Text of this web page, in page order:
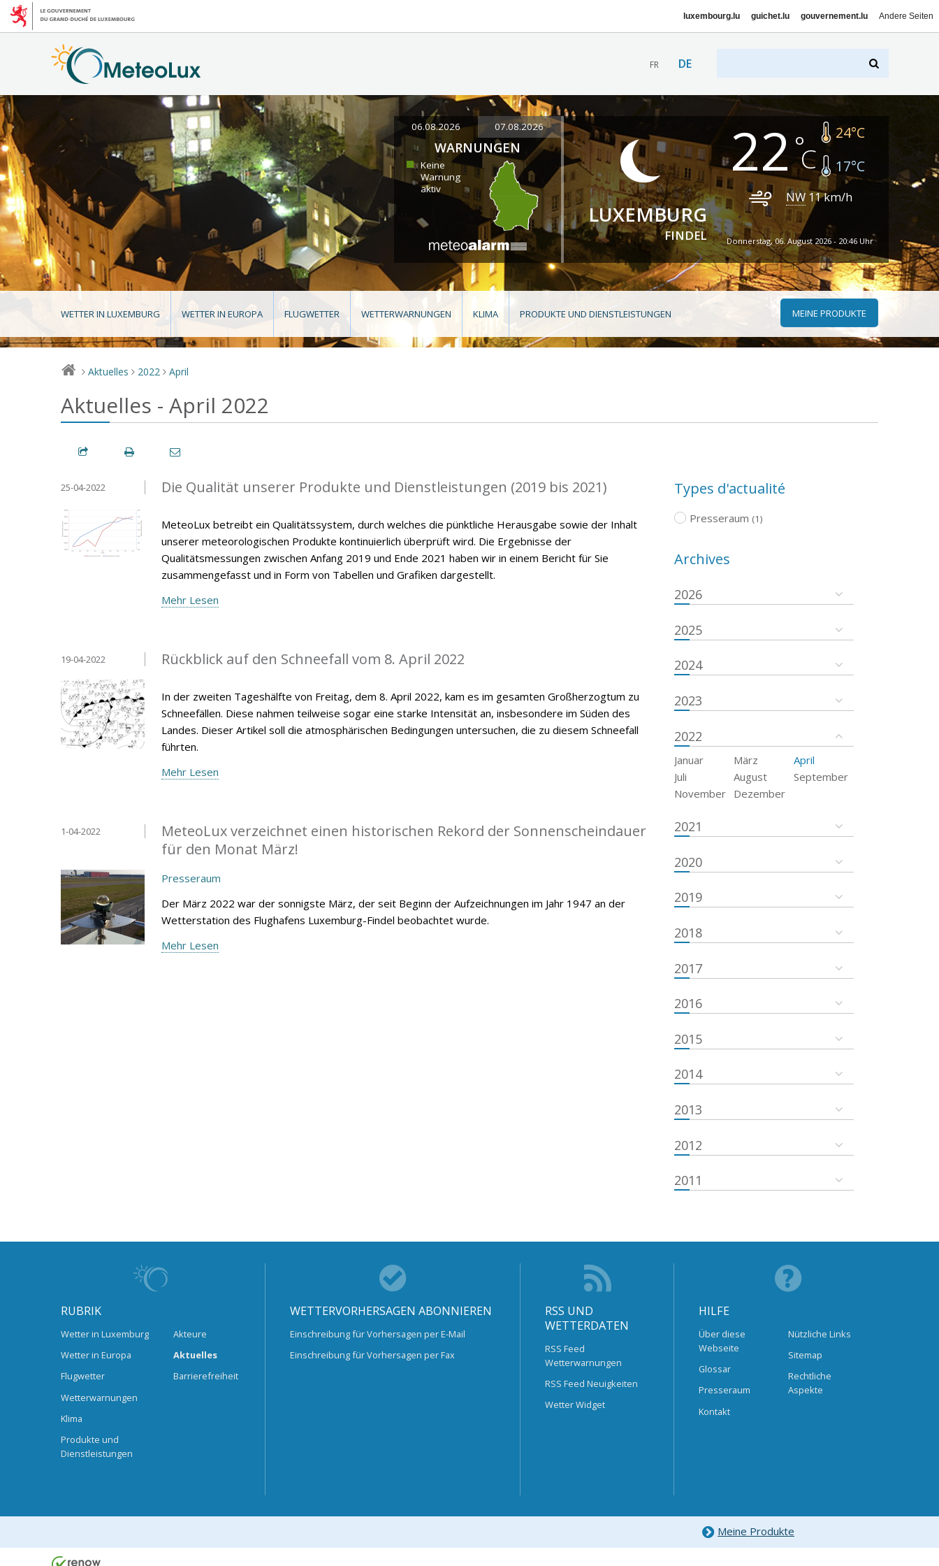
luxembourg.lu guichet.lu gouvernement.lu Andere Seiten
FR DE
06.08.2026 07.08.2026
WARNUNGEN
Keine
Warnung
aktiv
LUXEMBURG
FINDEL
22 24°C
17°C
NW 11km/h
Donnerstag, 06. August 2026 - 20:46 Uhr
WETTER IN LUXEMBURG WETTER IN EUROPA FLUGWETTER WETTERWARNUNGEN KLIMA PRODUKTE UND DIENSTLEISTUNGEN MEINE PRODUKTE
> Aktuelles > 2022 > April
Aktuelles - April 2022
Die Qualität unserer Produkte und Dienstleistungen (2019 bis 2021)
25-04-2022
MeteoLux betreibt ein Qualitätssystem, durch welches die pünktliche Herausgabe sowie der Inhalt
unserer meteorologischen Produkte kontinuierlich überprüft wird. Die Ergebnisse der
Qualitätsmessungen zwischen Anfang 2019 und Ende 2021 haben wir in einem Bericht für Sie
zusammengefasst und in Form von Tabellen und Grafiken dargestellt.
Mehr Lesen
Rückblick auf den Schneefall vom 8. April 2022
19-04-2022
In der zweiten Tageshälfte von Freitag, dem 8. April 2022, kam es im gesamten Großherzogtum zu
Schneefällen. Diese nahmen teilweise sogar eine starke Intensität an, insbesondere im Süden des
Landes. Dieser Artikel soll die atmosphärischen Bedingungen untersuchen, die zu diesem Schneefall
führten.
Mehr Lesen
MeteoLux verzeichnet einen historischen Rekord der Sonnenscheindauer
für den Monat März!
1-04-2022
Presseraum
Der März 2022 war der sonnigste März, der seit Beginn der Aufzeichnungen im Jahr 1947 an der
Wetterstation des Flughafens Luxemburg-Findel beobachtet wurde.
Mehr Lesen
Types d'actualité
Presseraum (1)
Archives
2026
2025
2024
2023
2022
Januar März
April
Juli
August
September
November
Dezember
2021
2020
2019
2018
2017
2016
2015
2014
2013
2012
2011
RUBRIK
Wetter in Luxemburg
Wetter in Europa
Flugwetter
Wetterwarnungen
Klima
Produkte und
Dienstleistungen
Akteure
Aktuelles
Barrierefreiheit
WETTERVORHERSAGEN ABONNIEREN
Einschreibung für Vorhersagen per E-Mail
Einschreibung für Vorhersagen per Fax
RSS UND
WETTERDATEN
RSS Feed
Wetterwarnungen
RSS Feed Neuigkeiten
Wetter Widget
HILFE
Über diese
Webseite
Glossar
Presseraum
Kontakt
Nützliche Links
Sitemap
Rechtliche
Aspekte
Meine Produkte